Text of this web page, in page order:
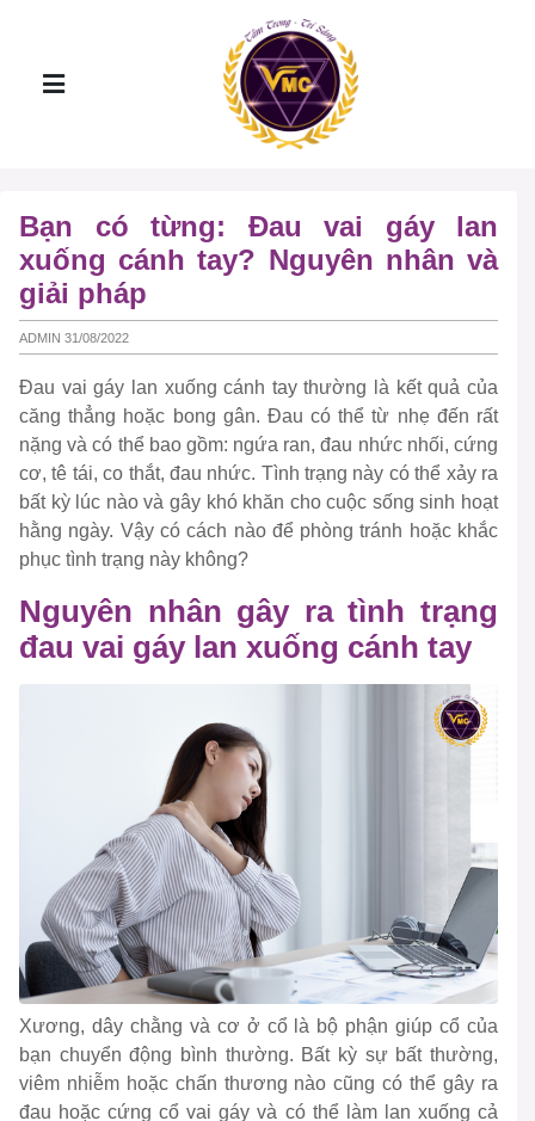
Bạn có từng: Đau vai gáy lan
xuống cánh tay? Nguyên nhân và
giải pháp
ADMIN 31/08/2022
Đau vai gáy lan xuống cánh tay thường là kết quả của
căng thẳng hoặc bong gân. Đau có thể từ nhẹ đến rất
nặng và có thể bao gồm: ngứa ran, đau nhức nhối, cứng
cơ, tê tái, co thắt, đau nhức. Tình trạng này có thể xảy ra
bất kỳ lúc nào và gây khó khăn cho cuộc sống sinh hoạt
hằng ngày. Vậy có cách nào để phòng tránh hoặc khắc
phục tình trạng này không?
Nguyên nhân gây ra tình trạng
đau vai gáy lan xuống cánh tay
Xương, dây chằng và cơ ở cổ là bộ phận giúp cổ của
bạn chuyển động bình thường. Bất kỳ sự bất thường,
viêm nhiễm hoặc chấn thương nào cũng có thể gây ra
đau hoặc cứng cổ vai gáy và có thể làm lan xuống cả